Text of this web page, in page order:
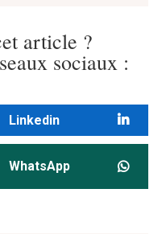
article ?
sociaux :
Linkedin
WhatsApp